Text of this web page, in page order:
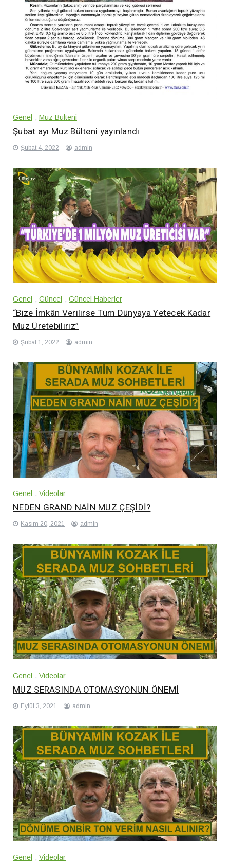
Genel , Muz Bülteni
Şubat ayı Muz Bülteni yayınlandı
Şubat 4, 2022 admin
Genel , Güncel , Güncel Haberler
“Bize İmkân Verilirse Tüm Dünyaya Yetecek Kadar
Muz Üretebiliriz”
Şubat 1, 2022 admin
Genel , Videolar
NEDEN GRAND NAİN MUZ ÇEŞİDİ?
Kasım 20, 2021 admin
Genel , Videolar
MUZ SERASINDA OTOMASYONUN ÖNEMİ
Eylül 3, 2021 admin
Genel , Videolar